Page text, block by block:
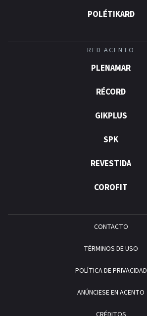
POLÉTIKARD
RED ACENTO
PLENAMAR
RÉCORD
GIKPLUS
SPK
REVESTIDA
COROFIT
CONTACTO
TÉRMINOS DE USO
POLÍTICA DE PRIVACIDAD
ANÚNCIESE EN ACENTO